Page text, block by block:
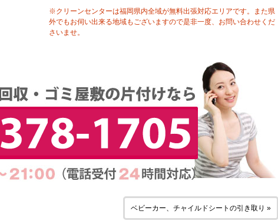
※クリーンセンターは福岡県内全域が無料出張対応エリアです。また県
外でもお伺い出来る地域もございますので是非一度、お問い合わせくだ
さいませ。
ベビーカー、チャイルドシートの引き取り »